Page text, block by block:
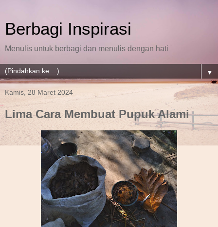
Berbagi Inspirasi
Menulis untuk berbagi dan menulis dengan hati
▼
Kamis, 28 Maret 2024
Lima Cara Membuat Pupuk Alami